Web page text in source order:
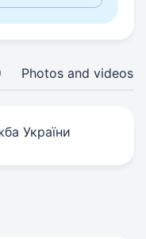
Photos and videos
України